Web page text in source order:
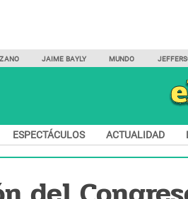
JAIME BAYLY MUNDO
ESPECTÁCULOS ACTUALIDAD